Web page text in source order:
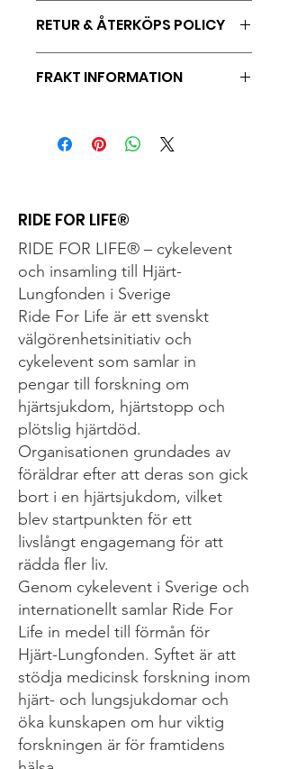
skön passform och fina material.
RETUR & ÅTERKÖPS POLICY
Återköp enligt Svensk distanslag
FRAKT INFORMATION
paket eller som brev.
RIDE FOR LIFE®
RIDE FOR LIFE® – cykelevent
och insamling till Hjärt-
Lungfonden i Sverige
Ride For Life är ett svenskt
välgörenhetsinitiativ och
cykelevent som samlar in
pengar till forskning om
hjärtsjukdom, hjärtstopp och
plötslig hjärtdöd.
Organisationen grundades av
föräldrar efter att deras son gick
bort i en hjärtsjukdom, vilket
blev startpunkten för ett
livslångt engagemang för att
rädda fler liv.
Genom cykelevent i Sverige och
internationellt samlar Ride For
Life in medel till förmån för
Hjärt-Lungfonden. Syftet är att
stödja medicinsk forskning inom
hjärt- och lungsjukdomar och
öka kunskapen om hur viktig
forskningen är för framtidens